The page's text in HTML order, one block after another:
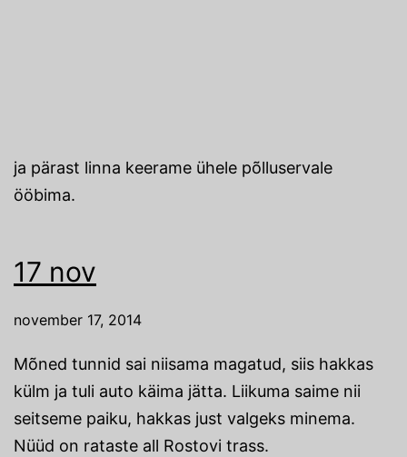
ja pärast linna keerame ühele põlluservale
ööbima.
17 nov
november 17, 2014
Mõned tunnid sai niisama magatud, siis hakkas
külm ja tuli auto käima jätta. Liikuma saime nii
seitseme paiku, hakkas just valgeks minema.
Nüüd on rataste all Rostovi trass.